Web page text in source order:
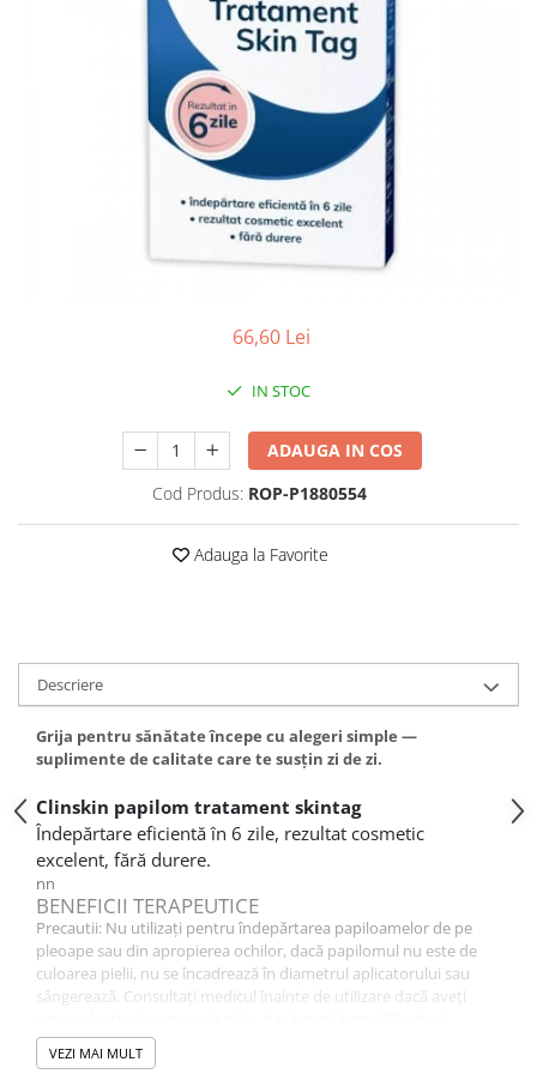
Altele-Suplimente alimentare
66,60 Lei
IN STOC
ADAUGA IN COS
Cod Produs: ROP-P1880554
Adauga la Favorite
Descriere
Grija pentru sănătate începe cu alegeri simple —
suplimente de calitate care te susțin zi de zi.
Clinskin papilom tratament skintag
Îndepărtare eficientă în 6 zile, rezultat cosmetic
excelent, fără durere.
nn
BENEFICII TERAPEUTICE
Precautii: Nu utilizați pentru îndepărtarea papiloamelor de pe
pleoape sau din apropierea ochilor, dacă papilomul nu este de
culoarea pielii, nu se încadrează în diametrul aplicatorului sau
sângerează. Consultați medicul înainte de utilizare dacă aveți
papilomul prezintă semne de boală sau infecție a pielii ori dacă
aveți îndoieli că afecțiunea în cauză este de fapt un papilom.
VEZI MAI MULT